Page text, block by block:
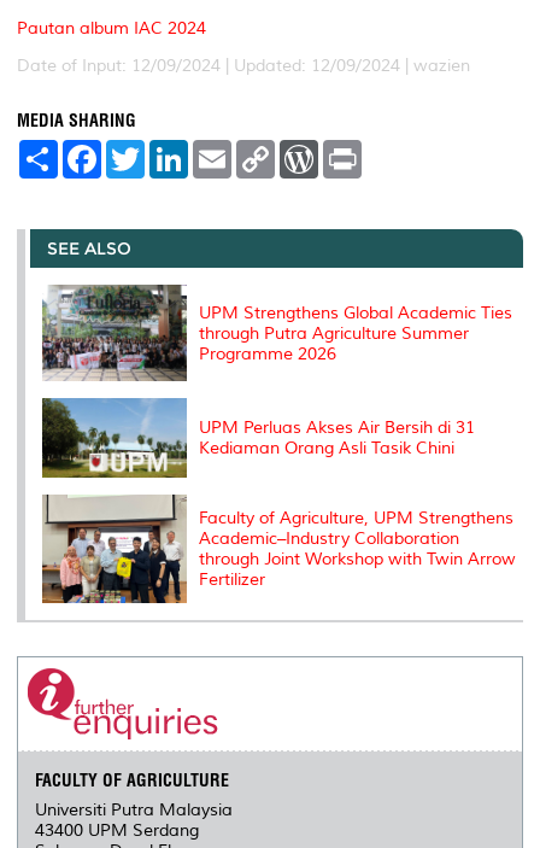
Pautan album IAC 2024
Date of Input: 12/09/2024 | Updated: 12/09/2024 | wazien
MEDIA SHARING
S
e
F
a
b
o
o
k
T
w
t
r
L
e
I
E
m
l
C
L
n
W
P
e
t
SEE ALSO
UPM Strengthens Global Academic Ties
through Putra Agriculture Summer
Programme 2026
UPM Perluas Akses Air Bersih di 31
Kediaman Orang Asli Tasik Chini
Faculty of Agriculture, UPM Strengthens
Academic–Industry Collaboration
through Joint Workshop with Twin Arrow
Fertilizer
FACULTY OF AGRICULTURE
Universiti Putra Malaysia
43400 UPM Serdang